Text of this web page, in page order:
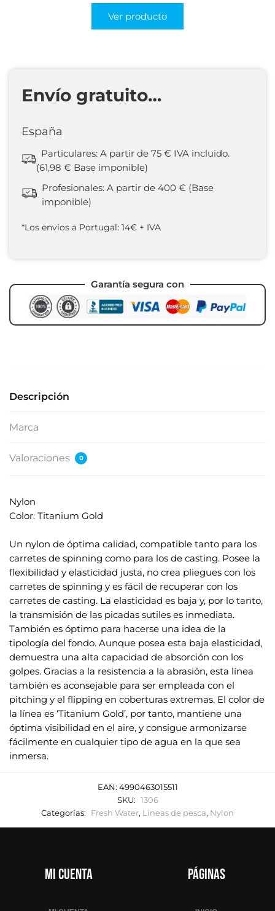
Ver producto
Envío gratuito…
España
Particulares: A partir de 75 € IVA incluido.
(61,98 € Base imponible)
Profesionales: A partir de 400 € (Base
imponible)
*Los envíos a Portugal: 14€ + IVA
Garantía segura con
Descripción
Marca
Valoraciones 0
Nylon
Color: Titanium Gold
Un nylon de óptima calidad, compatible tanto para los
carretes de spinning como para los de casting. Posee la
flexibilidad y elasticidad justa, no crea pliegues con los
carretes de spinning y es fácil de recuperar con los
carretes de casting. La elasticidad es baja y, por lo tanto,
la transmisión de las picadas sutiles es inmediata.
También es óptimo para hacerse una idea de la
tipología del fondo. Aunque posea esta baja elasticidad,
demuestra una alta capacidad de absorción con los
golpes. Gracias a la resistencia a la abrasión, esta línea
también es aconsejable para ser empleada con el
pitching y el flipping en coberturas extremas. El color de
la línea es ‘Titanium Gold’, por tanto, mantiene una
óptima visibilidad en el aire, y consigue armonizarse
fácilmente en cualquier tipo de agua en la que sea
inmersa.
EAN: 4990463015511
SKU: 1306
Categorías:
Fresh Water, Lineas de pesca, Nylon
Mi cuenta Páginas